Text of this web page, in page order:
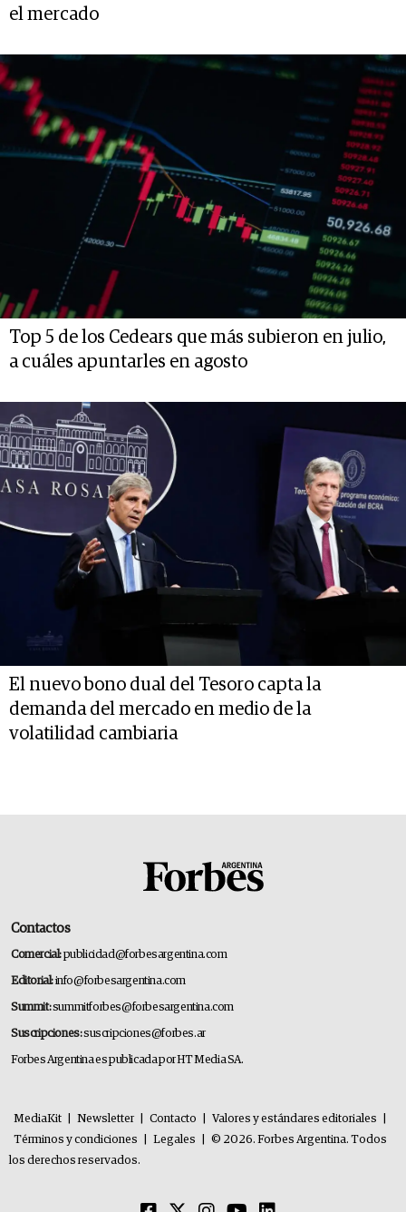
el mercado
Top 5 de los Cedears que más subieron en julio,
a cuáles apuntarles en agosto
El nuevo bono dual del Tesoro capta la
demanda del mercado en medio de la
volatilidad cambiaria
Contactos
Comercial:publicidad@forbesargentina.com
Editorial:info@forbesargentina.com
Summit:summitforbes@forbesargentina.com
Suscripciones:suscripciones@forbes.ar
Forbes Argentina es publicada por HT Media SA.
MediaKit Newsletter Contacto Valores y estándares editoriales
Términos y condiciones
Legales
© 2026. Forbes Argentina. Todos
los derechos reservados.